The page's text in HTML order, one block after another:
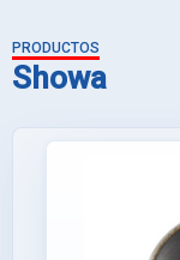
PRODUCTOS
Showa